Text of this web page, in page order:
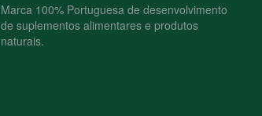
Marca 100% Portuguesa de desenvolvimento
de suplementos alimentares e produtos
naturais.